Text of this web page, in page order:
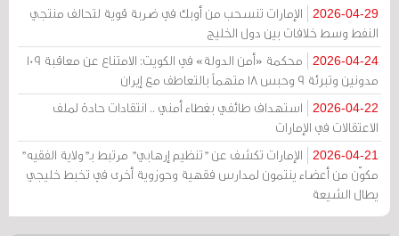
2026-04-29
الإمارات تنسحب من أوبك في ضربة قوية لتحالف منتجي
النفط وسط خلافات بين دول الخليج
2026-04-24
محكمة «أمن الدولة» في الكويت: الامتناع عن معاقبة 109
مدونين وتبرئة 9 وحبس 18 متهماً بالتعاطف مع إيران
2026-04-22
استهداف طائفي بغطاء أمني .. انتقادات حادة لملف
الاعتقالات في الإمارات
2026-04-21
الإمارات تكشف عن "تنظيم إرهابي" مرتبط بـ"ولاية الفقيه"
مكوّن من أعضاء ينتمون لمدارس فقهية وحوزوية أخرى في تخبط خليجي
يطال الشيعة